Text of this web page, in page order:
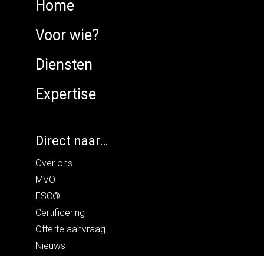
Home
Voor wie?
Diensten
Expertise
Direct naar…
Over ons
MVO
FSC®
Certificering
Offerte aanvraag
Nieuws